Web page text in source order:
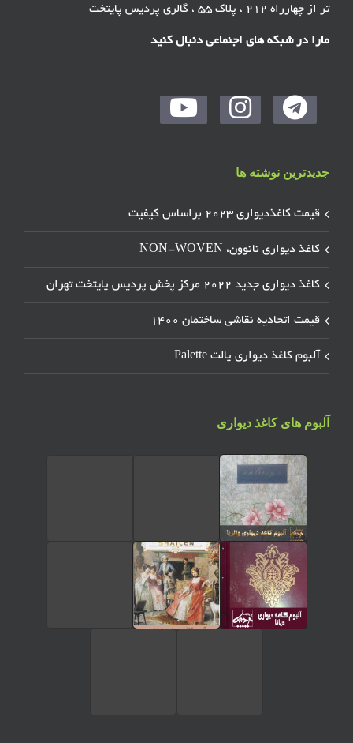
تر از چهارراه ۲۱۲ ، پلاک ۵۵ ، گالری پردیس پایتخت
مارا در شبکه های اجنماعی دنبال کنید
جدیدترین نوشته ها
قیمت کاغذدیواری ۲۰۲۳ براساس کیفیت
کاغذ دیواری نانوون، NON-WOVEN
کاغذ دیواری جدید ۲۰۲۲ مرکز پخش پردیس پایتخت تهران
قیمت اتحادیه نقاشی ساختمان ۱۴۰۰
آلبوم کاغذ دیواری پالت Palette
آلبوم های کاغذ دیواری